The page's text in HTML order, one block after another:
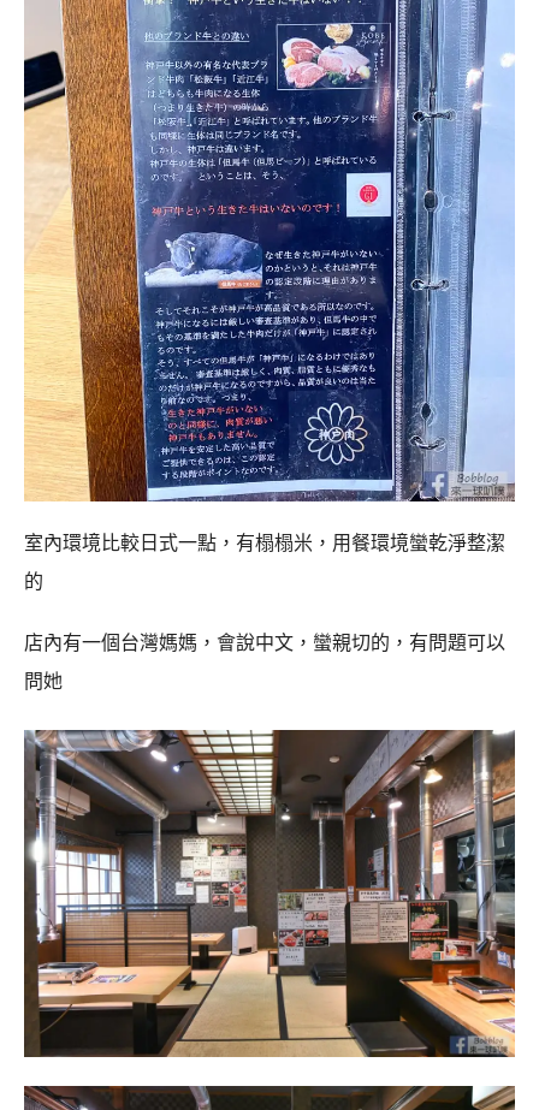
室內環境比較日式一點，有榻榻米，用餐環境蠻乾淨整潔
的
店內有一個台灣媽媽，會說中文，蠻親切的，有問題可以
問她